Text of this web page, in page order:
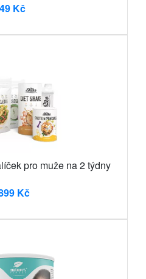
Kč
pro muže na 2 týdny
Kč